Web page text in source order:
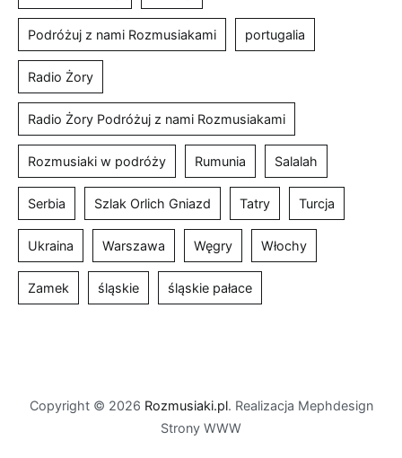
Podróżuj z nami Rozmusiakami portugalia
Radio Żory
Radio Żory Podróżuj z nami Rozmusiakami
Rozmusiaki w podróży Rumunia Salalah
Serbia Szlak Orlich Gniazd Tatry Turcja
Ukraina Warszawa Węgry Włochy
Zamek śląskie śląskie pałace
Copyright © 2026 Rozmusiaki.pl. Realizacja Mephdesign
Strony WWW